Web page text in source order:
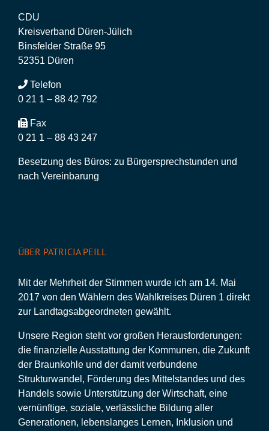
CDU
Kreisverband Düren-Jülich
Binsfelder Straße 95
52351 Düren
Telefon
0 21 1 – 88 42 792
Fax
0 21 1 – 88 43 247
Besetzung des Büros: zu Bürgersprechstunden und
nach Vereinbarung
ÜBER PATRICIA PEILL
Mit der Mehrheit der Stimmen wurde ich am 14. Mai
2017 von den Wählern des Wahlkreises Düren 1 direkt
zur Landtagsabgeordneten gewählt.
Unsere Region steht vor großen Herausforderungen:
die finanzielle Ausstattung der Kommunen, die Zukunft
der Braunkohle und der damit verbundene
Strukturwandel, Förderung des Mittelstandes und des
Handels sowie Unterstützung der Wirtschaft, eine
vernünftige, soziale, verlässliche Bildung aller
Generationen, lebenslanges Lernen, Inklusion und